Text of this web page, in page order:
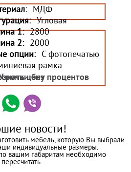
МДФ
Угловая
1: 2800
2: 2000
опции: С фотопечатью
рамка
цену
без процентов
новости!
мебель, которую Вы выбрали
индивидуальные размеры.
вашим габаритам необходимо
пересчитать.